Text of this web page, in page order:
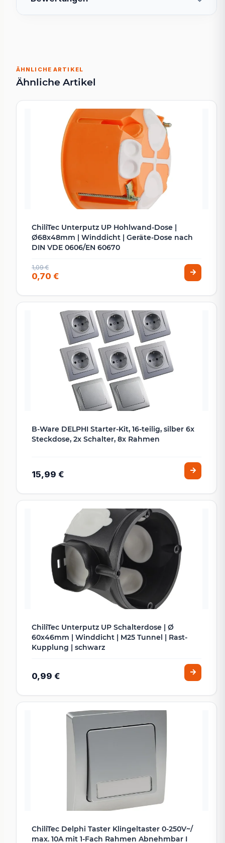
ÄHNLICHE ARTIKEL
Ähnliche Artikel
ChiliTec Unterputz UP Hohlwand-Dose |
Ø68x48mm | Winddicht | Geräte-Dose nach
DIN VDE 0606/EN 60670
1,09 €
0,70 €
B-Ware DELPHI Starter-Kit, 16-teilig, silber 6x
Steckdose, 2x Schalter, 8x Rahmen
15,99 €
ChiliTec Unterputz UP Schalterdose | Ø
60x46mm | Winddicht | M25 Tunnel | Rast-
Kupplung | schwarz
0,99 €
ChiliTec Delphi Taster Klingeltaster 0-250V~/
max. 10A mit 1-Fach Rahmen Abnehmbar I